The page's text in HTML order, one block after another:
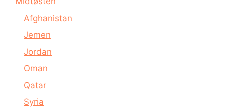
Afghanistan
Jemen
Jordan
Oman
Qatar
Syria